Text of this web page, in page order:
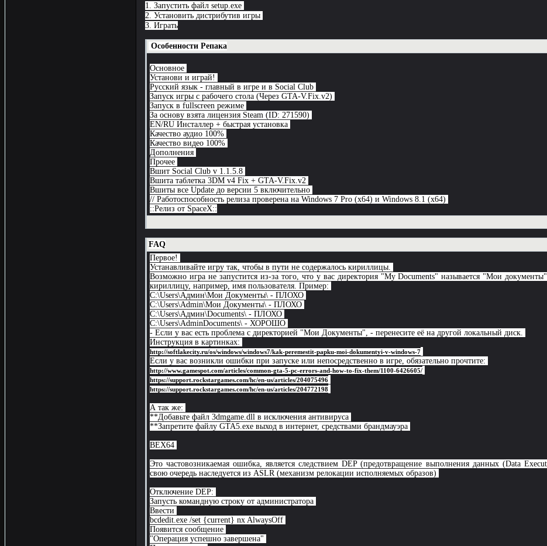
1. Запустить файл setup.exe
2. Установить дистрибутив игры
3. Играть
Особенности Репака
Основное
Установи и играй!
Русский язык - главный в игре и в Social Club
Запуск игры с рабочего стола (Через GTA-V.Fix.v2)
Запуск в fullscreen режиме
За основу взята лицензия Steam (ID: 271590)
EN/RU Инсталлер + быстрая установка
Качество аудио 100%
Качество видео 100%
Дополнения
Прочее
Вшит Social Club v 1.1.5.8
Вшита таблетка 3DM v4 Fix + GTA-V.Fix.v2
Вшиты все Update до версии 5 включительно
// Работоспособность релиза проверена на Windows 7 Pro (x64) и Windows 8.1 (x64)
::Релиз от SpaceX::
FAQ
Первое!
Устанавливайте игру так, чтобы в пути не содержалось кириллицы.
Возможно игра не запустится из-за того, что у вас директория "My Dоcuments" называется "Мои
кириллицу, например, имя пользователя. Пример:
C:\Users\Админ\Мои Документы\ - ПЛОХО
C:\Users\Admin\Мои Документы\ - ПЛОХО
C:\Users\Админ\Dоcuments\ - ПЛОХО
C:\Users\AdminDоcuments\ - ХОРОШО
- Если у вас есть проблема с директорией "Мои Документы", - перенесите её на другой локальный диск.
Инструкция в картинках:
http://softlakecity.ru/os/windows/windows7/kak-peremestit-papku-moi-dokumentyi-v-windows-7
Если у вас возникли ошибки при запуске или непосредственно в игре, обязательно прочтите:
http://www.gamespot.com/articles/common-gta-5-pc-errors-and-how-to-fix-them/1100-6426605/
https://support.rockstargames.com/hc/en-us/articles/204075496
https://support.rockstargames.com/hc/en-us/articles/204772198
А так же:
**Добавьте файл 3dmgame.dll в исключения антивируса
**Запретите файлу GTA5.exe выход в интернет, средствами брандмауэра
BEX64
Это частовозникаемая ошибка, является следствием DEP (предотвращение выполнения данных (Data
свою очередь наследуется из ASLR (механизм релокации исполняемых образов)
Отключение DEP:
Запусть командную строку от администратора
Ввести
bcdedit.exe /set {current} nx AlwaysOff
Появится сообщение
"Операция успешно завершена"